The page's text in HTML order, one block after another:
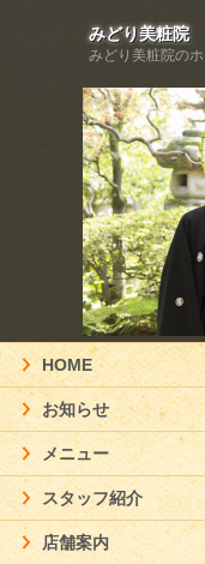
みどり美粧院
みどり美粧院の
HOME
お知らせ
メニュー
スタッフ紹介
店舗案内